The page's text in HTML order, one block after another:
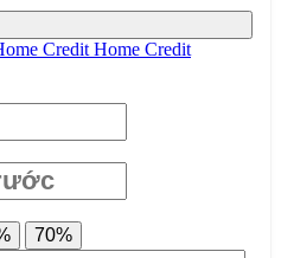
Home Credit
70%